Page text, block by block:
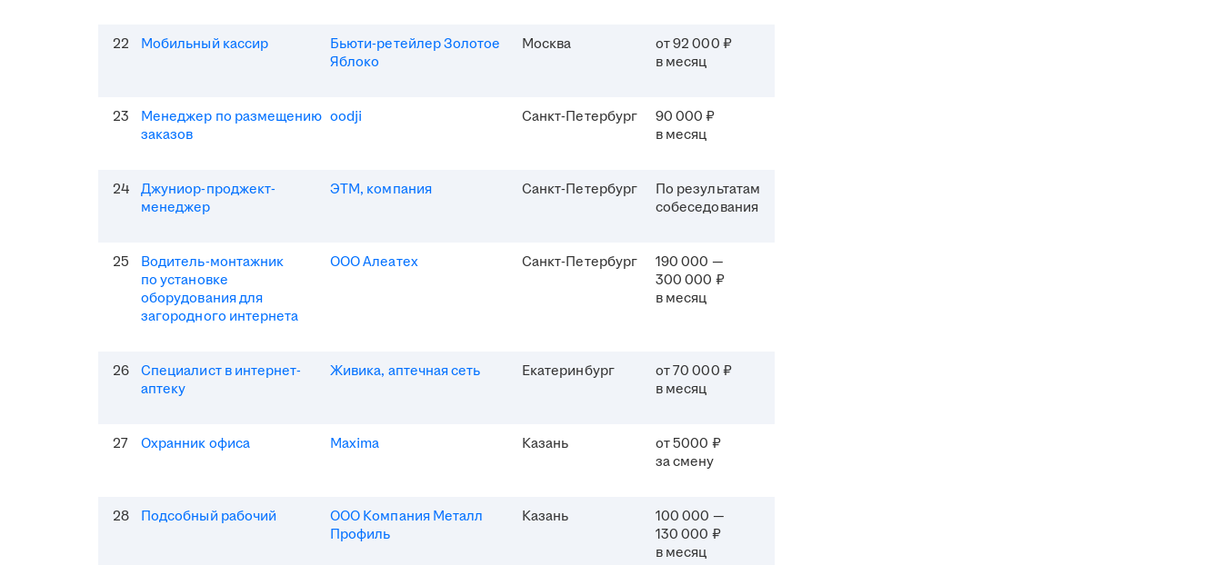
22 Мобильный кассир
Бьюти-ретейлер Золотое
Яблоко
Москва
от 92 000 ₽
в месяц
23
Менеджер по размещению
заказов
oodji Санкт-Петербург
90 000 ₽
в месяц
24
Джуниор-проджект-
менеджер
ЭТМ, компания Санкт-Петербург
По результатам
собеседования
25
Водитель-монтажник
по установке
оборудования для
загородного интернета
ООО Алеатех Санкт-Петербург
190 000 —
300 000 ₽
в месяц
26
Специалист в интернет-
аптеку
Живика, аптечная сеть Екатеринбург
от 70 000 ₽
в месяц
27 Охранник офиса Maxima Казань
от 5000 ₽
за смену
28 Подсобный рабочий
ООО Компания Металл
Профиль
Казань
100 000 —
130 000 ₽
в месяц